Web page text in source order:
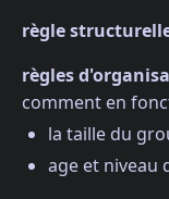
règle
règles
comment en
la taille du
age et niveau